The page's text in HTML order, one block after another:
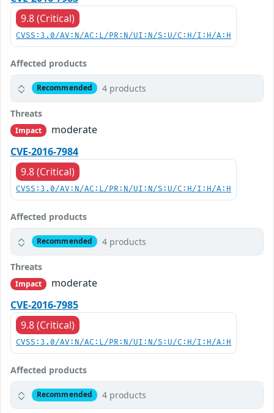
9.8 (Critical)
CVSS:3.0/AV:N/AC:L/PR:N/UI:N/S:U/C:H/I:H/A:H
Affected products
Recommended 4 products
Threats
Impact
moderate
CVE-2016-7984
9.8 (Critical)
CVSS:3.0/AV:N/AC:L/PR:N/UI:N/S:U/C:H/I:H/A:H
Affected products
Recommended 4 products
Threats
Impact
moderate
CVE-2016-7985
9.8 (Critical)
CVSS:3.0/AV:N/AC:L/PR:N/UI:N/S:U/C:H/I:H/A:H
Affected products
Recommended 4 products